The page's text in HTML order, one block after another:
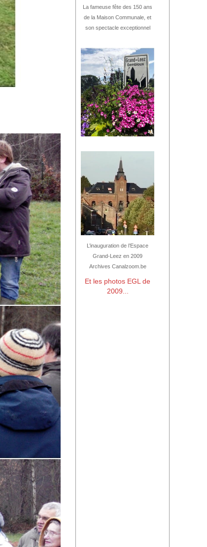
La fameuse fête des 150 ans
de la Maison Communale, et
son spectacle exceptionnel
L’inauguration de l’Espace
Grand-Leez en 2009
Archives Canalzoom.be
Et les photos EGL de
2009...